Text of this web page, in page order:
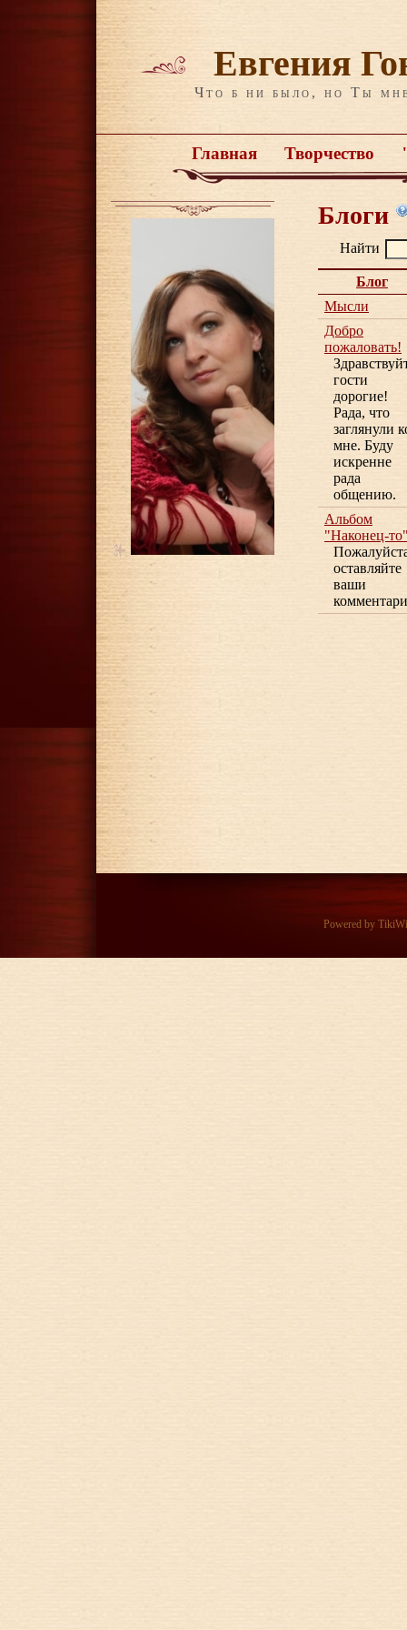
Евгения
Что б ни было, но Ты
Главная Творчество
Блоги
Найти
Блог
Мысли
Добро
пожаловать!
гости
дорогие!
Рада, что
заглянули
мне. Буду
искренне
рада
общению.
Альбом
"Наконец-
оставляйте
ваши
Powered by